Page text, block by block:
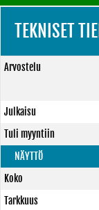
TEKNISET
Arvostelu
Julkaisu
Tuli myyntiin
NÄYTTÖ
Koko
Tarkkuus